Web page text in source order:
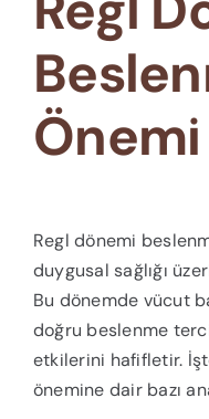
Önemi
Regl dönemi
duygusal sağlığı
Bu dönemde vücut
doğru beslenme
etkilerini hafifletir.
önemine dair bazı